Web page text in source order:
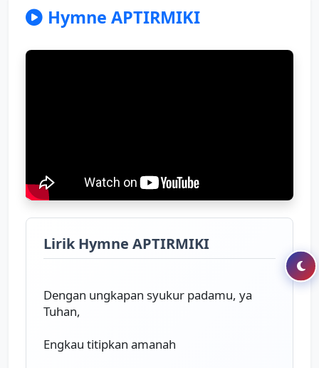
Mari berkarya dan maju bersama
Untuk kebangkitan bangsa, APTIRMIKI
jaya
Hymne APTIRMIKI
Lirik Hymne APTIRMIKI
Dengan ungkapan syukur padamu, ya
Tuhan,
Engkau titipkan amanah